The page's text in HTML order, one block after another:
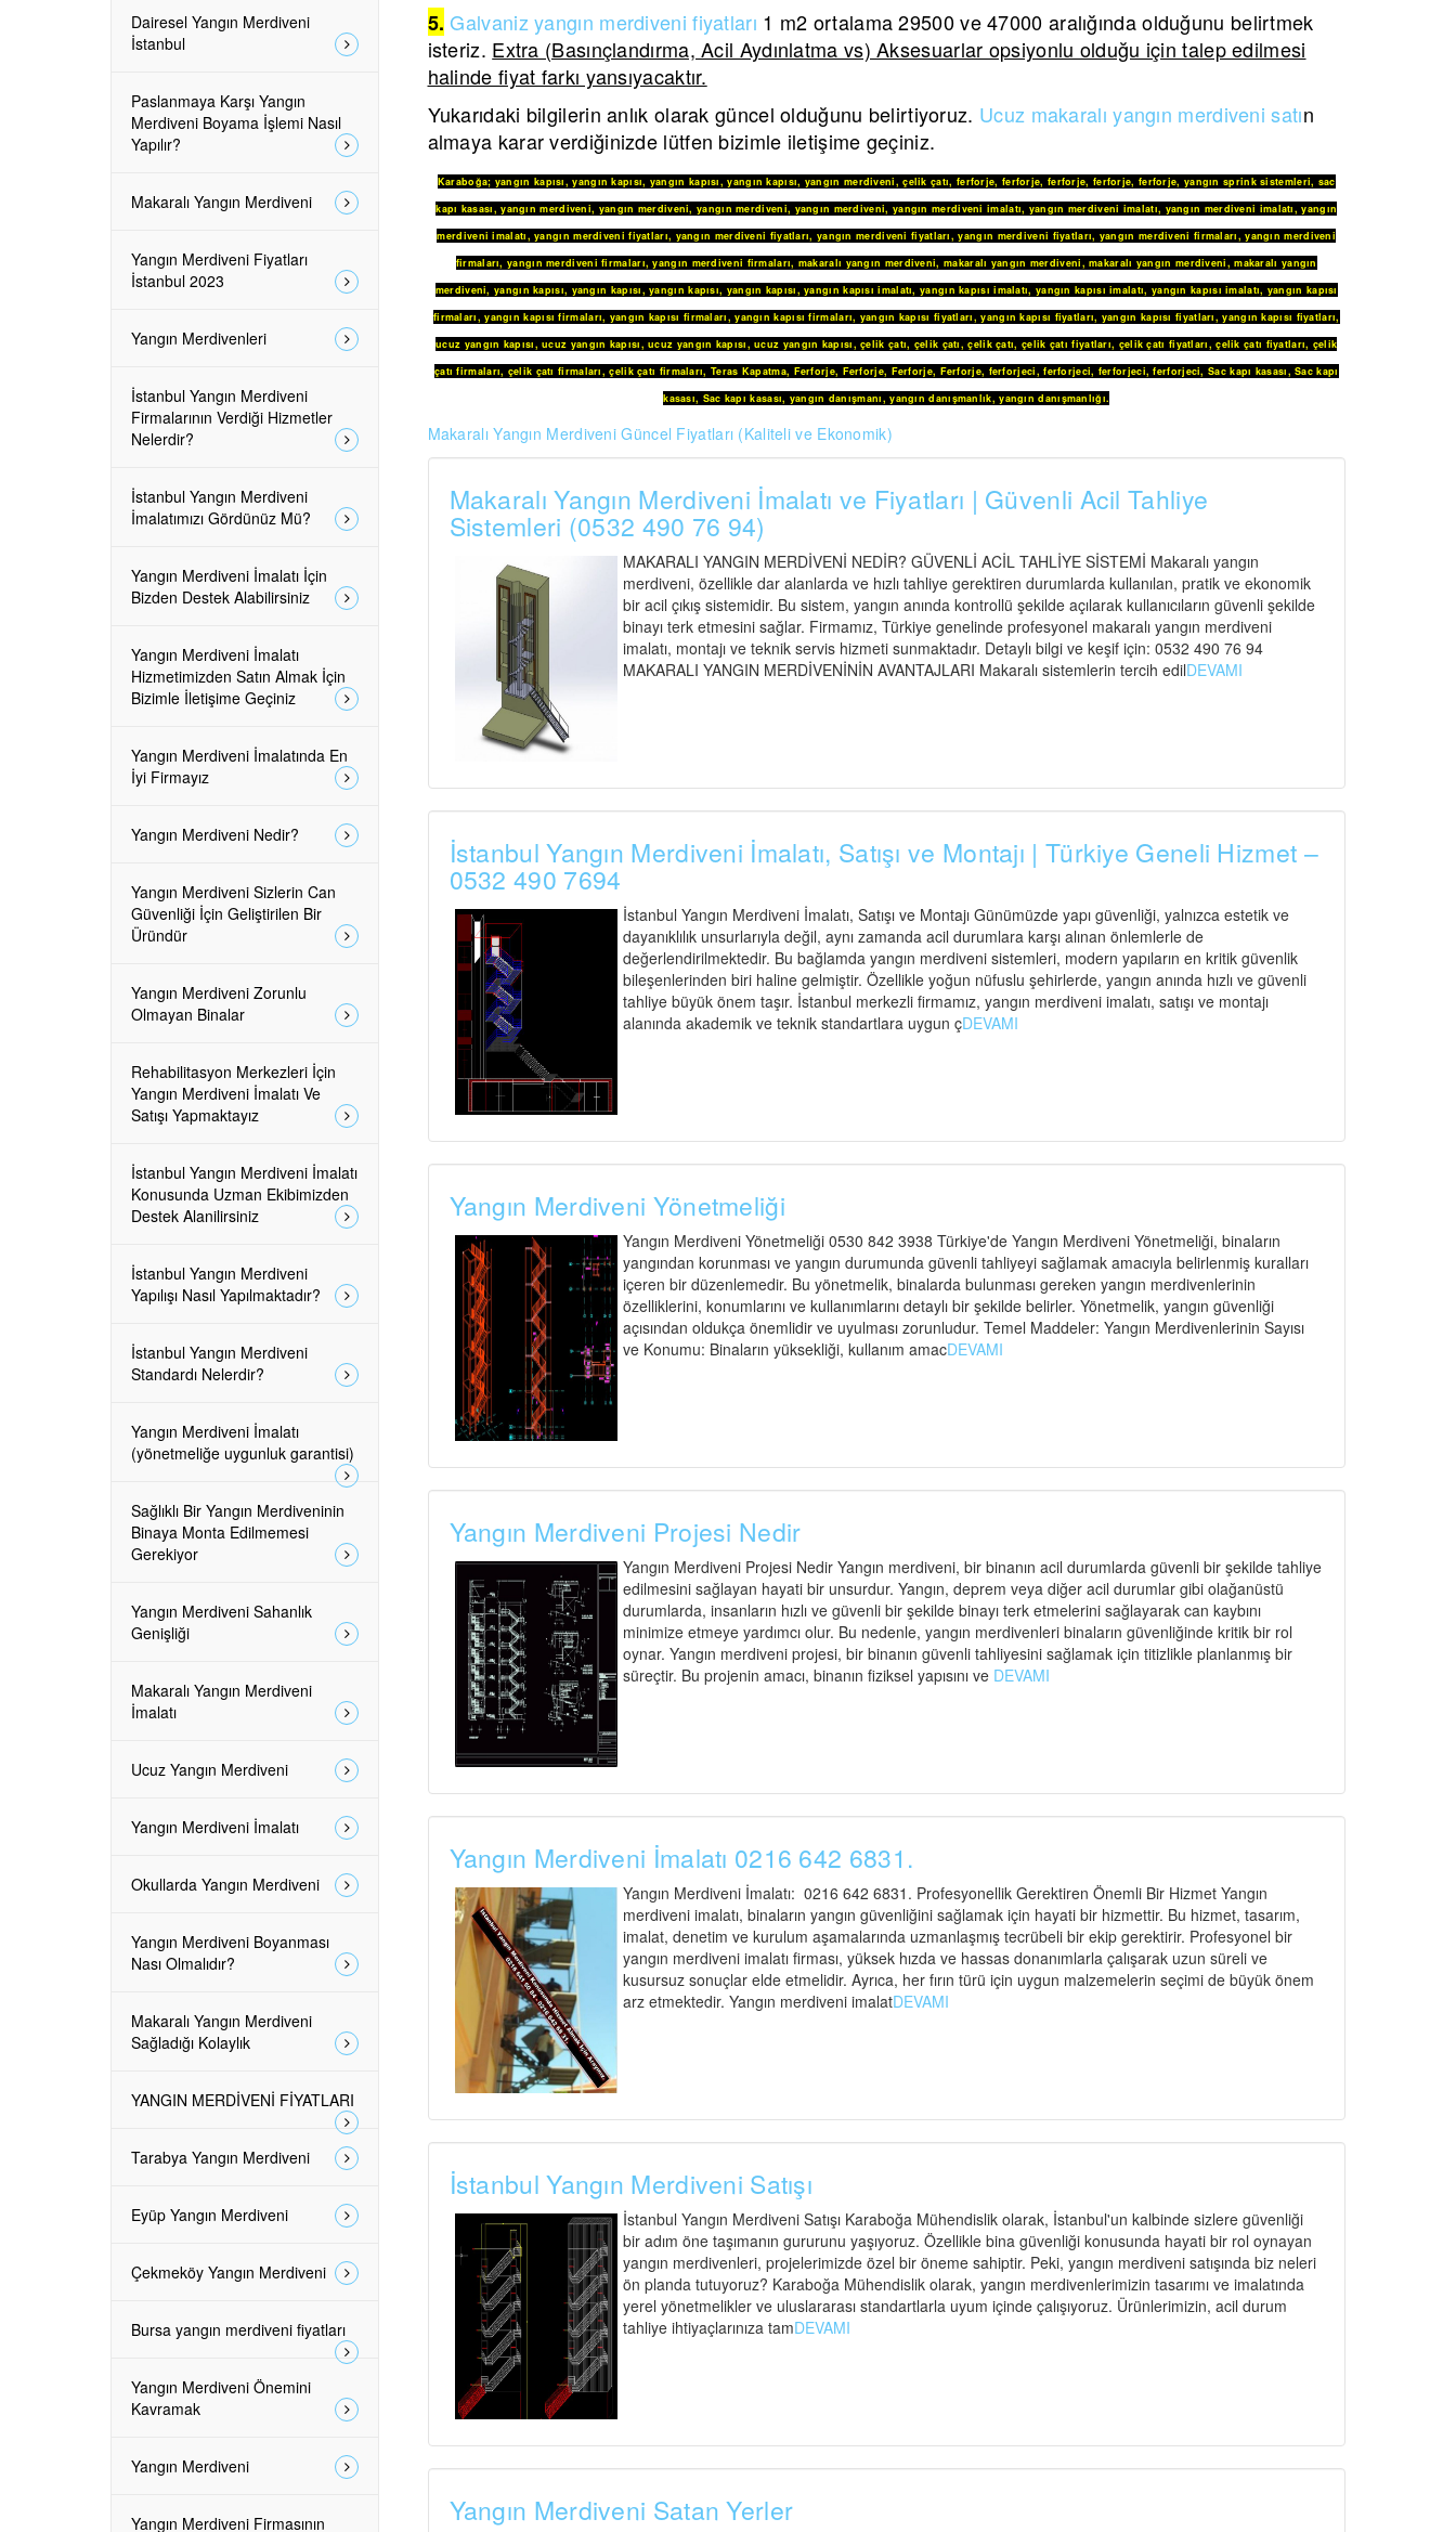
5. Galvaniz yangın merdiveni fiyatları 1 m2 ortalama 29500 ve 47000 aralığında olduğunu belirtmek
isteriz. Extra (Basınçlandırma, Acil Aydınlatma vs) Aksesuarlar opsiyonlu olduğu için talep edilmesi
halinde fiyat farkı yansıyacaktır.
Yukarıdaki bilgilerin anlık olarak güncel olduğunu belirtiyoruz. Ucuz makaralı yangın merdiveni satın
almaya karar verdiğinizde lütfen bizimle iletişime geçiniz.
Karaboğa; yangın kapısı,yangın kapısı, yangın kapısı,yangın kapısı, yangın merdiveni,çelik çatı, ferforje, ferforje, ferforje, ferforje, ferforje, yangın sprink sistemleri, sac
kapı kasası,yangın merdiveni, yangın merdiveni,yangın merdiveni, yangın merdiveni, yangın merdiveni imalatı, yangın merdiveni imalatı, yangın merdiveni imalatı,yangın
merdiveni imalatı,yangın merdiveni fiyatları, yangın merdiveni fiyatları, yangın merdiveni fiyatları,yangın merdiveni fiyatları, yangın merdiveni firmaları,yangın merdiveni
firmaları,yangın merdiveni firmaları,yangın merdiveni firmaları, makaralı yangın merdiveni,makaralı yangın merdiveni,makaralı yangın merdiveni,makaralı yangın
merdiveni,yangın kapısı, yangın kapısı,yangın kapısı, yangın kapısı,yangın kapısı imalatı,yangın kapısı imalatı, yangın kapısı imalatı, yangın kapısı imalatı, yangın kapısı
firmaları,yangın kapısı firmaları, yangın kapısı firmaları,yangın kapısı firmaları, yangın kapısı fiyatları,yangın kapısı fiyatları, yangın kapısı fiyatları,yangın kapısı fiyatları,
ucuz yangın kapısı,ucuz yangın kapısı,ucuz yangın kapısı,ucuz yangın kapısı,çelik çatı, çelik çatı,çelik çatı, çelik çatı fiyatları, çelik çatı fiyatları,çelik çatı fiyatları, çelik
çatı firmaları, çelik çatı firmaları,çelik çatı firmaları,Teras Kapatma, Ferforje, Ferforje, Ferforje, Ferforje, ferforjeci,ferforjeci, ferforjeci,ferforjeci,Sac kapı kasası,Sac kapı
kasası, Sac kapı kasası, yangın danışmanı,yangın danışmanlık,yangın danışmanlığı.
Makaralı Yangın Merdiveni Güncel Fiyatları (Kaliteli ve Ekonomik)
Makaralı Yangın Merdiveni İmalatı ve Fiyatları | Güvenli Acil Tahliye
Sistemleri (0532 490 76 94)
MAKARALI YANGIN MERDİVENİ NEDİR? GÜVENLİ ACİL TAHLİYE SİSTEMİ Makaralı yangın
merdiveni, özellikle dar alanlarda ve hızlı tahliye gerektiren durumlarda kullanılan, pratik ve ekonomik
bir acil çıkış sistemidir. Bu sistem, yangın anında kontrollü şekilde açılarak kullanıcıların güvenli şekilde
binayı terk etmesini sağlar. Firmamız, Türkiye genelinde profesyonel makaralı yangın merdiveni
imalatı, montajı ve teknik servis hizmeti sunmaktadır. Detaylı bilgi ve keşif için: 0532 490 76 94
MAKARALI YANGIN MERDİVENİNİN AVANTAJLARI Makaralı sistemlerin tercih edilDEVAMI
İstanbul Yangın Merdiveni İmalatı, Satışı ve Montajı | Türkiye Geneli Hizmet –
0532 490 7694
İstanbul Yangın Merdiveni İmalatı, Satışı ve Montajı Günümüzde yapı güvenliği, yalnızca estetik ve
dayanıklılık unsurlarıyla değil, aynı zamanda acil durumlara karşı alınan önlemlerle de
değerlendirilmektedir. Bu bağlamda yangın merdiveni sistemleri, modern yapıların en kritik güvenlik
bileşenlerinden biri haline gelmiştir. Özellikle yoğun nüfuslu şehirlerde, yangın anında hızlı ve güvenli
tahliye büyük önem taşır. İstanbul merkezli firmamız, yangın merdiveni imalatı, satışı ve montajı
alanında akademik ve teknik standartlara uygun çDEVAMI
Yangın Merdiveni Yönetmeliği
Yangın Merdiveni Yönetmeliği 0530 842 3938 Türkiye'de Yangın Merdiveni Yönetmeliği, binaların
yangından korunması ve yangın durumunda güvenli tahliyeyi sağlamak amacıyla belirlenmiş kuralları
içeren bir düzenlemedir. Bu yönetmelik, binalarda bulunması gereken yangın merdivenlerinin
özelliklerini, konumlarını ve kullanımlarını detaylı bir şekilde belirler. Yönetmelik, yangın güvenliği
açısından oldukça önemlidir ve uyulması zorunludur. Temel Maddeler: Yangın Merdivenlerinin Sayısı
ve Konumu: Binaların yüksekliği, kullanım amacDEVAMI
Yangın Merdiveni Projesi Nedir
Yangın Merdiveni Projesi Nedir Yangın merdiveni, bir binanın acil durumlarda güvenli bir şekilde tahliye
edilmesini sağlayan hayati bir unsurdur. Yangın, deprem veya diğer acil durumlar gibi olağanüstü
durumlarda, insanların hızlı ve güvenli bir şekilde binayı terk etmelerini sağlayarak can kaybını
minimize etmeye yardımcı olur. Bu nedenle, yangın merdivenleri binaların güvenliğinde kritik bir rol
oynar. Yangın merdiveni projesi, bir binanın güvenli tahliyesini sağlamak için titizlikle planlanmış bir
süreçtir. Bu projenin amacı, binanın fiziksel yapısını ve DEVAMI
Yangın Merdiveni İmalatı 0216 642 6831.
Yangın Merdiveni İmalatı: 0216 642 6831. Profesyonellik Gerektiren Önemli Bir Hizmet Yangın
merdiveni imalatı, binaların yangın güvenliğini sağlamak için hayati bir hizmettir. Bu hizmet, tasarım,
imalat, denetim ve kurulum aşamalarında uzmanlaşmış tecrübeli bir ekip gerektirir. Profesyonel bir
yangın merdiveni imalatı firması, yüksek hızda ve hassas donanımlarla çalışarak uzun süreli ve
kusursuz sonuçlar elde etmelidir. Ayrıca, her fırın türü için uygun malzemelerin seçimi de büyük önem
arz etmektedir. Yangın merdiveni imalatDEVAMI
İstanbul Yangın Merdiveni Satışı
İstanbul Yangın Merdiveni Satışı Karaboğa Mühendislik olarak, İstanbul'un kalbinde sizlere güvenliği
bir adım öne taşımanın gururunu yaşıyoruz. Özellikle bina güvenliği konusunda hayati bir rol oynayan
yangın merdivenleri, projelerimizde özel bir öneme sahiptir. Peki, yangın merdiveni satışında biz neleri
ön planda tutuyoruz? Karaboğa Mühendislik olarak, yangın merdivenlerimizin tasarımı ve imalatında
yerel yönetmelikler ve uluslararası standartlarla uyum içinde çalışıyoruz. Ürünlerimizin, acil durum
tahliye ihtiyaçlarınıza tamDEVAMI
Yangın Merdiveni Satan Yerler
Dairesel Yangın Merdiveni
İstanbul
Paslanmaya Karşı Yangın
Merdiveni Boyama İşlemi Nasıl
Yapılır?
Makaralı Yangın Merdiveni
Yangın Merdiveni Fiyatları
İstanbul 2023
Yangın Merdivenleri
İstanbul Yangın Merdiveni
Firmalarının Verdiği Hizmetler
Nelerdir?
İstanbul Yangın Merdiveni
İmalatımızı Gördünüz Mü?
Yangın Merdiveni İmalatı İçin
Bizden Destek Alabilirsiniz
Yangın Merdiveni İmalatı
Hizmetimizden Satın Almak İçin
Bizimle İletişime Geçiniz
Yangın Merdiveni İmalatında En
İyi Firmayız
Yangın Merdiveni Nedir?
Yangın Merdiveni Sizlerin Can
Güvenliği İçin Geliştirilen Bir
Üründür
Yangın Merdiveni Zorunlu
Olmayan Binalar
Rehabilitasyon Merkezleri İçin
Yangın Merdiveni İmalatı Ve
Satışı Yapmaktayız
İstanbul Yangın Merdiveni İmalatı
Konusunda Uzman Ekibimizden
Destek Alanilirsiniz
İstanbul Yangın Merdiveni
Yapılışı Nasıl Yapılmaktadır?
İstanbul Yangın Merdiveni
Standardı Nelerdir?
Yangın Merdiveni İmalatı
(yönetmeliğe uygunluk garantisi)
Sağlıklı Bir Yangın Merdiveninin
Binaya Monta Edilmemesi
Gerekiyor
Yangın Merdiveni Sahanlık
Genişliği
Makaralı Yangın Merdiveni
İmalatı
Ucuz Yangın Merdiveni
Yangın Merdiveni İmalatı
Okullarda Yangın Merdiveni
Yangın Merdiveni Boyanması
Nası Olmalıdır?
Makaralı Yangın Merdiveni
Sağladığı Kolaylık
YANGIN MERDİVENİ FİYATLARI
Tarabya Yangın Merdiveni
Eyüp Yangın Merdiveni
Çekmeköy Yangın Merdiveni
Bursa yangın merdiveni fiyatları
Yangın Merdiveni Önemini
Kavramak
Yangın Merdiveni
Yangın Merdiveni Firmasının